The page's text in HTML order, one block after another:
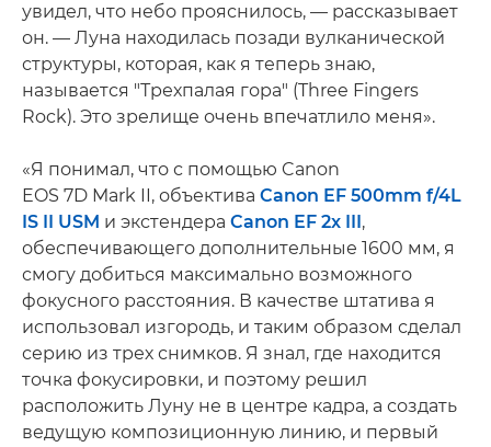
увидел, что небо прояснилось, — рассказывает
он. — Луна находилась позади вулканической
структуры, которая, как я теперь знаю,
называется "Трехпалая гора" (Three Fingers
Rock). Это зрелище очень впечатлило меня».
«Я понимал, что с помощью Canon
EOS 7D Mark II, объектива Canon EF 500mm f/4L
IS II USM и экстендера Canon EF 2x III,
обеспечивающего дополнительные 1600 мм, я
смогу добиться максимально возможного
фокусного расстояния. В качестве штатива я
использовал изгородь, и таким образом сделал
серию из трех снимков. Я знал, где находится
точка фокусировки, и поэтому решил
расположить Луну не в центре кадра, а создать
ведущую композиционную линию, и первый